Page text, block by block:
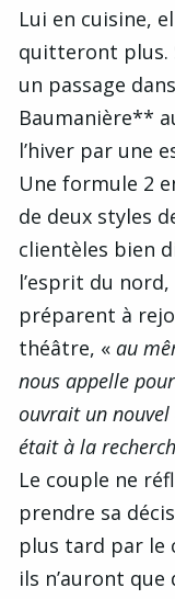
Lui en cuisine,
quitteront plus.
un passage
Baumanière**
l’hiver par une
Une formule 2
de deux styles
clientèles bien
l’esprit du
préparent à
théâtre, « au
nous appelle
ouvrait un
était à la
Le couple ne
prendre sa
plus tard par le
ils n’auront